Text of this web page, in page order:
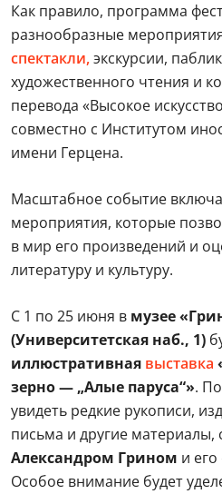
Как правило, программа
разнообразные
спектакли,экскурсии,
художественного чтения и
перевода «Высокое
совместно с Институтом
имени Герцена.
Масштабное событие
мероприятия, которые
в мир его произведений и
литературу и культуру.
С 1 по 25 июня в музее
(Университетская наб., 1)
иллюстративная выставка
зерно — „Алые паруса“».
увидеть редкие рукописи,
письма и другие материалы,
Александром Грином и
Особое внимание будет